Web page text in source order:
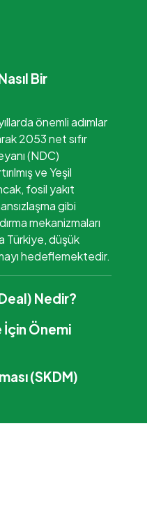
Bir
önemli adımlar
2053 net sıfır
(NDC)
ve Yeşil
fosil yakıt
gibi
mekanizmaları
Türkiye, düşük
hedeflemektedir.
Nedir?
İçin Önemi
(SKDM)